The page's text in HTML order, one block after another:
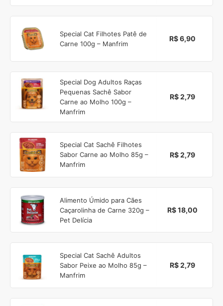
Special Cat Filhotes Patê de
Carne 100g – Manfrim
R$ 6,90
Special Dog Adultos Raças
Pequenas Sachê Sabor
Carne ao Molho 100g –
Manfrim
R$ 2,79
Special Cat Sachê Filhotes
Sabor Carne ao Molho 85g –
Manfrim
R$ 2,79
Alimento Úmido para Cães
Caçarolinha de Carne 320g –
Pet Delícia
R$ 18,00
Special Cat Sachê Adultos
Sabor Peixe ao Molho 85g –
Manfrim
R$ 2,79